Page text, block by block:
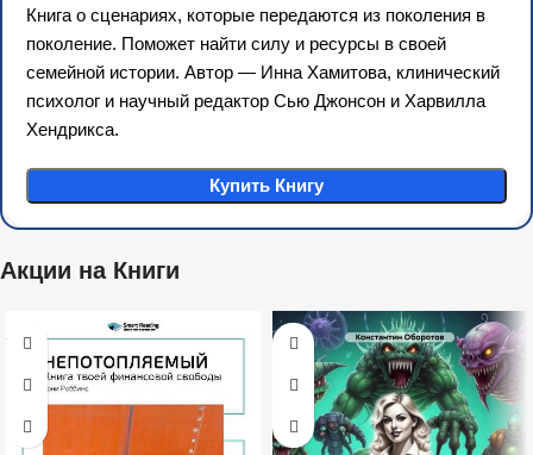
Книга о сценариях, которые передаются из поколения в
поколение. Поможет найти силу и ресурсы в своей
семейной истории. Автор — Инна Хамитова, клинический
психолог и научный редактор Сью Джонсон и Харвилла
Хендрикса.
Купить Книгу
Акции на Книги